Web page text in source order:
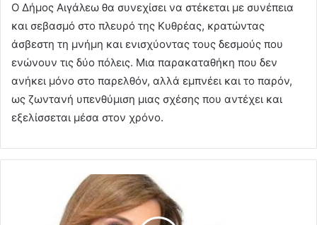
Ο Δήμος Αιγάλεω θα συνεχίσει να στέκεται με συνέπεια
και σεβασμό στο πλευρό της Κυθρέας, κρατώντας
άσβεστη τη μνήμη και ενισχύοντας τους δεσμούς που
ενώνουν τις δύο πόλεις. Μια παρακαταθήκη που δεν
ανήκει μόνο στο παρελθόν, αλλά εμπνέει και το παρόν,
ως ζωντανή υπενθύμιση μιας σχέσης που αντέχει και
εξελίσσεται μέσα στον χρόνο.